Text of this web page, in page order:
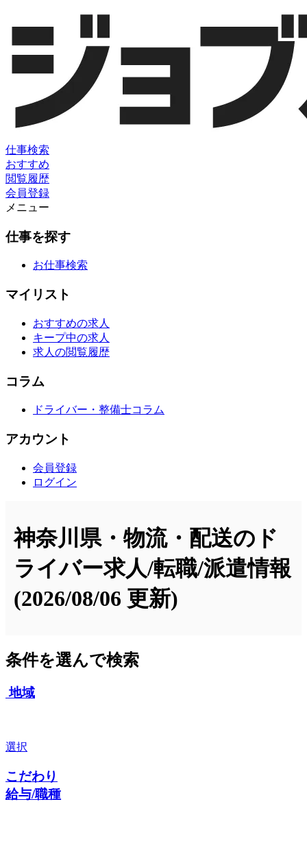
仕事検索
おすすめ
閲覧履歴
会員登録
メニュー
仕事を探す
お仕事検索
マイリスト
おすすめの求人
キープ中の求人
求人の閲覧履歴
コラム
ドライバー・整備士コラム
アカウント
会員登録
ログイン
神奈川県・物流・配送のド
ライバー求人/転職/派遣情報
(2026/08/06 更新)
条件を選んで検索
地域
選択
こだわり
給与/職種